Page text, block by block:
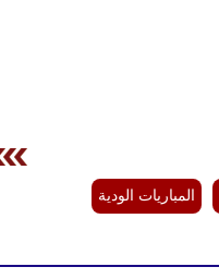
المباريات الودية